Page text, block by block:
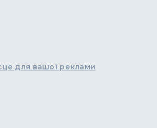
для вашої реклами